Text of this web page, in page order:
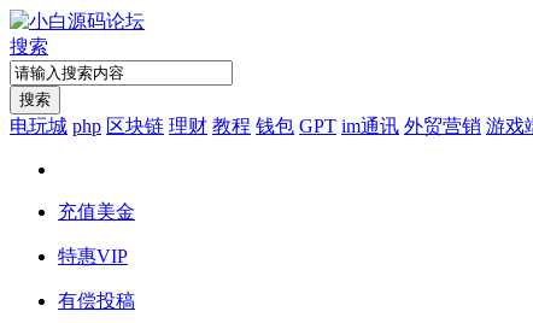
搜索
搜索
电玩城 php 区块链 理财 教程 钱包 GPT im通讯 外贸营销 游戏
充值美金
特惠VIP
有偿投稿